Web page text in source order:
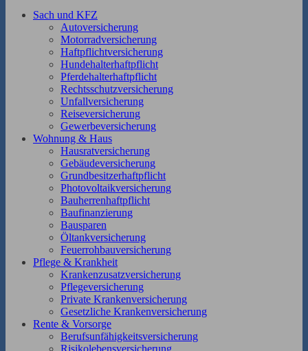
Sach und KFZ
Autoversicherung
Motorradversicherung
Haftpflichtversicherung
Hundehalterhaftpflicht
Pferdehalterhaftpflicht
Rechtsschutzversicherung
Unfallversicherung
Reiseversicherung
Gewerbeversicherung
Wohnung & Haus
Hausratversicherung
Gebäudeversicherung
Grundbesitzerhaftpflicht
Photovoltaikversicherung
Bauherrenhaftpflicht
Baufinanzierung
Bausparen
Öltankversicherung
Feuerrohbauversicherung
Pflege & Krankheit
Krankenzusatzversicherung
Pflegeversicherung
Private Krankenversicherung
Gesetzliche Krankenversicherung
Rente & Vorsorge
Berufs­unfähigkeitsversicherung
Risikolebensversicherung